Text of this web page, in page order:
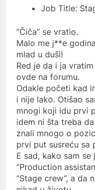
Job Title:
“Čiča” se vratio.
Malo me j**e
mlad u duši!
Red je da i ja
ovde na forumu.
Odakle početi kad
i nije lako. Otišao
mnogi koji idu prvi
idem ni šta treba
znali mnogo o
prvi put susreću sa
E sad, kako sam
“Production
“Stage crew”, a da